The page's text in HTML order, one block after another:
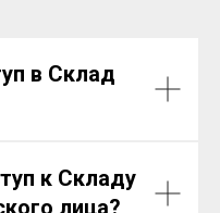
в Склад
к Складу